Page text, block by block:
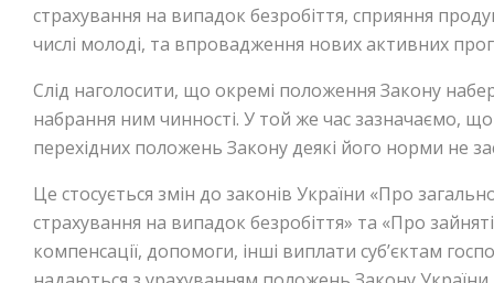
страхування на випадок безробіття, сприяння
числі молоді, та впровадження нових активних
Слід наголосити, що окремі положення Закону
набрання ним чинності. У той же час зазначаємо,
перехідних положень Закону деякі його норми не
Це стосується змін до законів України «Про
страхування на випадок безробіття» та «Про
компенсації, допомоги, інші виплати суб’єктам